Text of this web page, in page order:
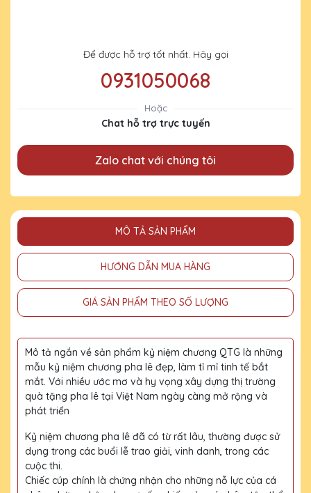
Để được hỗ trợ tốt nhất. Hãy gọi
0931050068
Hoặc
Chat hỗ trợ trực tuyến
Zalo chat với chúng tôi
MÔ TẢ SẢN PHẨM
HƯỚNG DẪN MUA HÀNG
GIÁ SẢN PHẨM THEO SỐ LƯỢNG
Mô tả ngắn về sản phẩm kỷ niệm chương QTG là những
mẫu kỷ niệm chương pha lê đẹp, làm tỉ mỉ tinh tế bắt
mắt. Với nhiều ước mơ và hy vọng xây dựng thị trường
quà tặng pha lê tại Việt Nam ngày càng mở rộng và
phát triển
Kỷ niệm chương pha lê đã có từ rất lâu, thường được sử
dụng trong các buổi lễ trao giải, vinh danh, trong các
cuộc thi.
Chiếc cúp chính là chứng nhận cho những nỗ lực của cá